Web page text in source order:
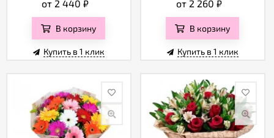
от 2 440 ₽
В корзину
Купить в 1 клик
от 2 260 ₽
В корзину
Купить в 1 клик